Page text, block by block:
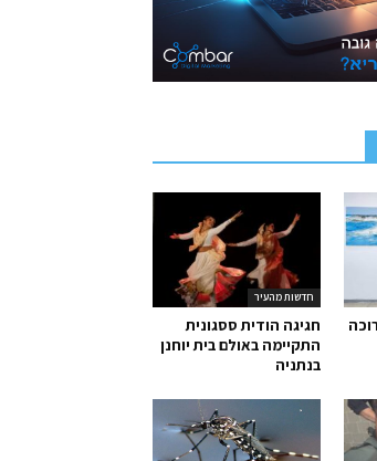
חדשות מהעיר
חגיגה הודית ססגונית
התקיימה באולם בית יוחנן
בנתניה